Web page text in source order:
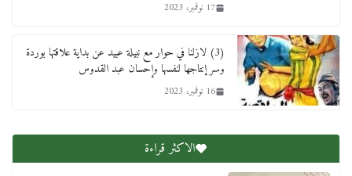
17 نوفمبر، 2023
(3) لازلنا في حوار مع نبيلة عبيد عن بداية علاقتها بوردة
وسر إنتاجها لنفسها وإحسان عبد القدوس
16 نوفمبر، 2023
الاكثر قراءة